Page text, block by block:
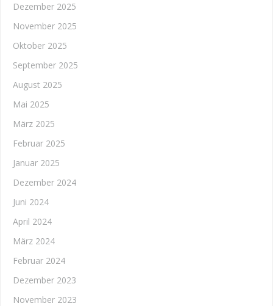
Dezember 2025
November 2025
Oktober 2025
September 2025
August 2025
Mai 2025
März 2025
Februar 2025
Januar 2025
Dezember 2024
Juni 2024
April 2024
März 2024
Februar 2024
Dezember 2023
November 2023